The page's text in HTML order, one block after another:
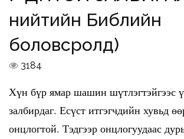
нийтийн Библийн
боловсролд)
3184
Хүн бүр ямар шашин шүтлэгтэйгээс
залбирдаг. Есүст итгэгчдийн хувьд
онцлогтой. Тэдгээр онцлогуудаас